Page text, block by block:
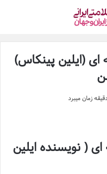
ای (ایلین پینکاس)
( نویسنده ایلین